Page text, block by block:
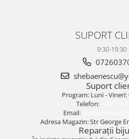
SUPORT
9:30-19:30
Suport
Program: Luni - Vineri:
Telefon:
Email:
Adresa Magazin: Str George
Reparații